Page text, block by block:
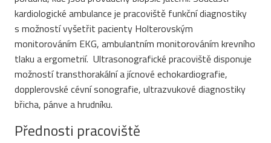
kardiologické ambulance je pracoviště funkční diagnostiky
s možností vyšetřit pacienty Holterovským
monitorováním EKG, ambulantním monitorováním krevního
tlaku a ergometrií. Ultrasonografické pracoviště disponuje
možností transthorakální a jícnové echokardiografie,
dopplerovské cévní sonografie, ultrazvukové diagnostiky
břicha, pánve a hrudníku.
Přednosti pracoviště